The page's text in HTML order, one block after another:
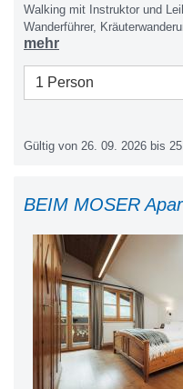
Walking mit Instruktor und
Wanderführer,
nach Führer), große
und Rutsche, Reisebett,
Morgenpost, Parkplätze,
Hand- Geschirr- und
Wanderbus, Kirchen- und
Belebtes Granderwasser
mehr
1 Person
Gültig von 26. 09. 2026 bis
BEIM MOSER